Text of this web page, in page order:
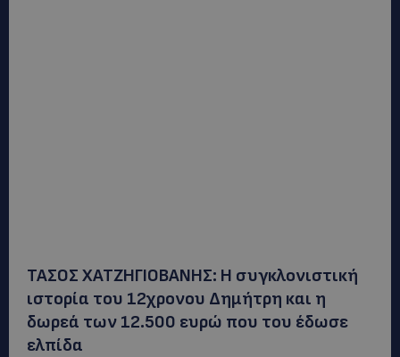
ΤΑΣΟΣ ΧΑΤΖΗΓΙΟΒΑΝΗΣ: Η συγκλονιστική
ιστορία του 12χρονου Δημήτρη και η
δωρεά των 12.500 ευρώ που του έδωσε
ελπίδα